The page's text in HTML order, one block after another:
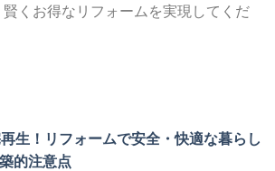
くお得なリフォームを実現してくだ
生！リフォームで安全・快適な暮らし
的注意点